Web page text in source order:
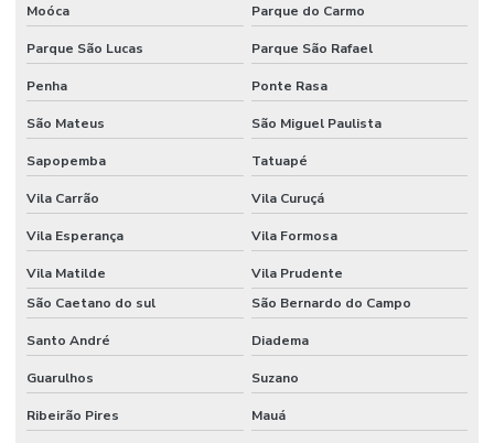
Moóca Parque do Carmo
Parque São Lucas Parque São Rafael
Penha Ponte Rasa
São Mateus São Miguel Paulista
Sapopemba Tatuapé
Vila Carrão Vila Curuçá
Vila Esperança Vila Formosa
Vila Matilde
Vila Prudente
São Caetano do sul
São Bernardo do Campo
Santo André Diadema
Guarulhos Suzano
Ribeirão Pires Mauá